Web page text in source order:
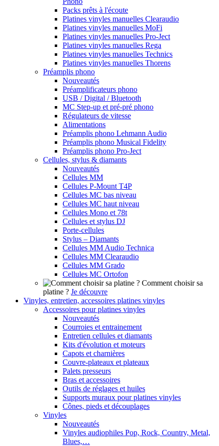
Packs prêts à l'écoute
Platines vinyles manuelles Clearaudio
Platines vinyles manuelles MoFi
Platines vinyles manuelles Pro-Ject
Platines vinyles manuelles Rega
Platines vinyles manuelles Technics
Platines vinyles manuelles Thorens
Préamplis phono
Nouveautés
Préamplificateurs phono
USB / Digital / Bluetooth
MC Step-up et pré-pré phono
Régulateurs de vitesse
Alimentations
Préamplis phono Lehmann Audio
Préamplis phono Musical Fidelity
Préamplis phono Pro-Ject
Cellules, stylus & diamants
Nouveautés
Cellules MM
Cellules P-Mount T4P
Cellules MC bas niveau
Cellules MC haut niveau
Cellules Mono et 78t
Cellules et stylus DJ
Porte-cellules
Stylus – Diamants
Cellules MM Audio Technica
Cellules MM Clearaudio
Cellules MM Grado
Cellules MC Ortofon
Comment choisir sa
platine ? Je découvre
Vinyles, entretien, accessoires platines vinyles
Accessoires pour platines vinyles
Nouveautés
Courroies et entrainement
Entretien cellules et diamants
Kits d'évolution et moteurs
Capots et charnières
Couvre-plateaux et plateaux
Palets presseurs
Bras et accessoires
Outils de réglages et huiles
Supports muraux pour platines vinyles
Cônes, pieds et découplages
Vinyles
Nouveautés
Vinyles audiophiles Pop, Rock, Country, Metal,
Blues,…